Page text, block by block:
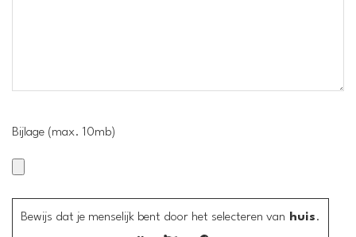
Bijlage (max. 10mb)
Bewijs dat je menselijk bent door het selecteren van huis.